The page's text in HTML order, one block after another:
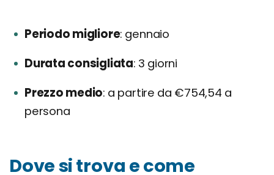
Periodo migliore gennaio
Durata consigliata 3 giorni
Prezzo medio a partire da €754,54 a
persona
Dove si trova e come